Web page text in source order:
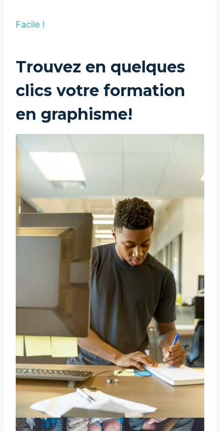
Facile !
Trouvez en quelques
clics votre formation
en graphisme!